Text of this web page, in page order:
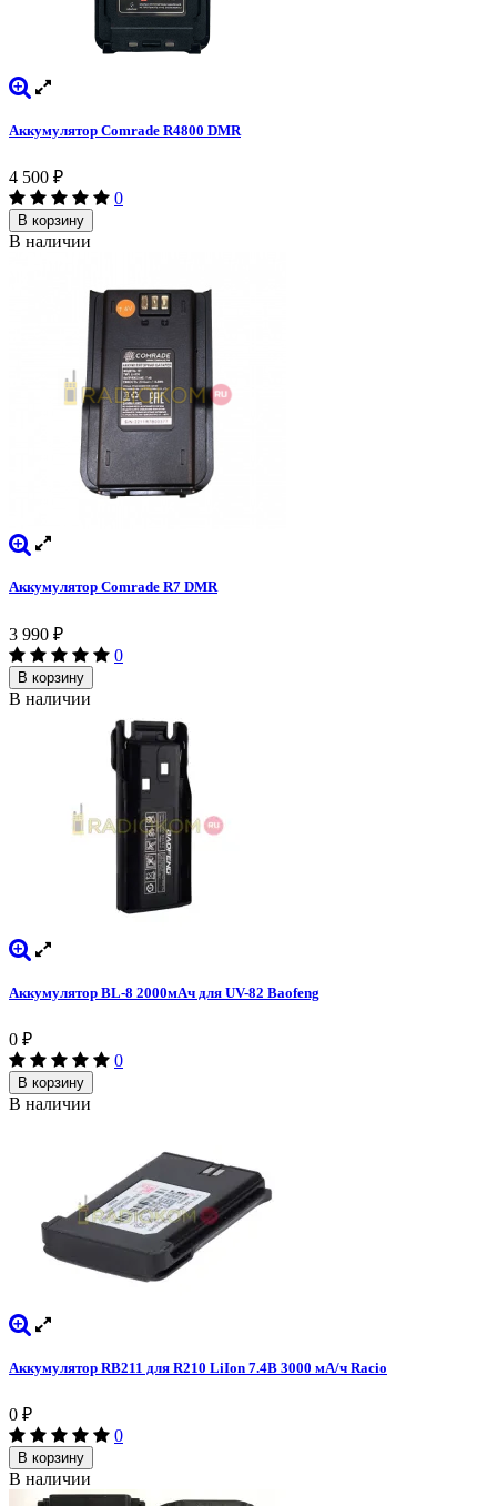
Аккумулятор Comrade R4800 DMR
4 500 ₽
0
В корзину
В наличии
Аккумулятор Comrade R7 DMR
3 990 ₽
0
В корзину
В наличии
Аккумулятор BL-8 2000мАч для UV-82 Baofeng
0 ₽
0
В корзину
В наличии
Аккумулятор RB211 для R210 LiIon 7.4В 3000 мА/ч Racio
0 ₽
0
В корзину
В наличии